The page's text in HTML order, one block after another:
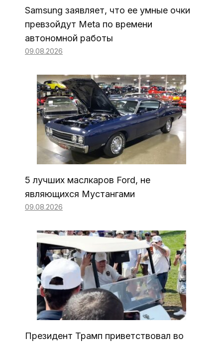
Samsung заявляет, что ее умные очки
превзойдут Meta по времени
автономной работы
09.08.2026
5 лучших маслкаров Ford, не
являющихся Мустангами
09.08.2026
Президент Трамп приветствовал во